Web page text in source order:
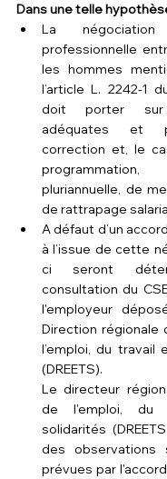
Dans une telle
La
professionnelle
les hommes
l’article L. 2242-1
doit porter
adéquates et
correction et, le
pluriannuelle, de
de rattrapage
A défaut d’un
à l’issue de cette
ci seront
consultation du
l'employeur
Direction régionale
l’emploi, du travail
(DREETS).
Le directeur
de l'emploi,
solidarités
des observations
prévues par